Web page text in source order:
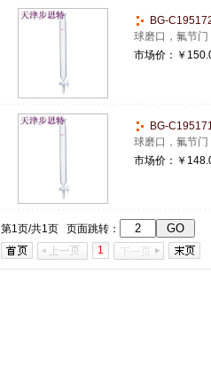
BG-
球磨口，氟节
市场价： ￥
BG-
球磨口，氟节
市场价： ￥
第1页/共1页 页面跳转：
1